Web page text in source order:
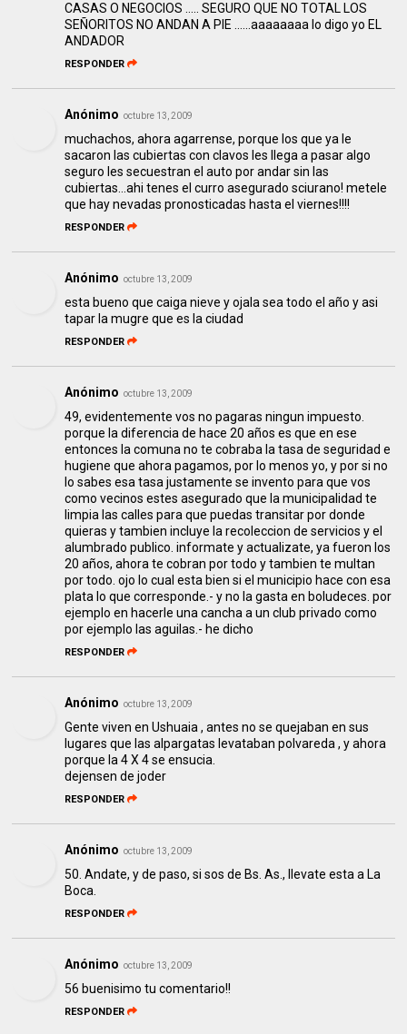
CASAS O NEGOCIOS ..... SEGURO QUE NO TOTAL LOS
SEÑORITOS NO ANDAN A PIE ......aaaaaaaa lo digo yo EL
ANDADOR
RESPONDER
Anónimo octubre 13, 2009
muchachos, ahora agarrense, porque los que ya le
sacaron las cubiertas con clavos les llega a pasar algo
seguro les secuestran el auto por andar sin las
cubiertas...ahi tenes el curro asegurado sciurano! metele
que hay nevadas pronosticadas hasta el viernes!!!!
RESPONDER
Anónimo octubre 13, 2009
esta bueno que caiga nieve y ojala sea todo el año y asi
tapar la mugre que es la ciudad
RESPONDER
Anónimo octubre 13, 2009
49, evidentemente vos no pagaras ningun impuesto.
porque la diferencia de hace 20 años es que en ese
entonces la comuna no te cobraba la tasa de seguridad e
hugiene que ahora pagamos, por lo menos yo, y por si no
lo sabes esa tasa justamente se invento para que vos
como vecinos estes asegurado que la municipalidad te
limpia las calles para que puedas transitar por donde
quieras y tambien incluye la recoleccion de servicios y el
alumbrado publico. informate y actualizate, ya fueron los
20 años, ahora te cobran por todo y tambien te multan
por todo. ojo lo cual esta bien si el municipio hace con esa
plata lo que corresponde.- y no la gasta en boludeces. por
ejemplo en hacerle una cancha a un club privado como
por ejemplo las aguilas.- he dicho
RESPONDER
Anónimo octubre 13, 2009
Gente viven en Ushuaia , antes no se quejaban en sus
lugares que las alpargatas levataban polvareda , y ahora
porque la 4 X 4 se ensucia.
dejensen de joder
RESPONDER
Anónimo octubre 13, 2009
50. Andate, y de paso, si sos de Bs. As., llevate esta a La
Boca.
RESPONDER
Anónimo octubre 13, 2009
56 buenisimo tu comentario!!
RESPONDER